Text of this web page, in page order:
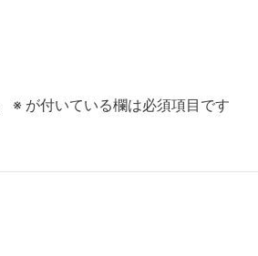
※ が付いている欄は必須項目です